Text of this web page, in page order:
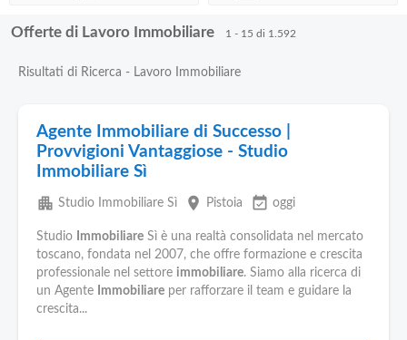
Elenco
Blog
Pubblica
Offerte
Area
Offerte di Lavoro Immobiliare 1 - 15 di 1.592
Risultati di Ricerca - Lavoro Immobiliare
Agente Immobiliare di Successo |
Provvigioni Vantaggiose - Studio
Immobiliare Sì
apartment Studio Immobiliare Sì place Pistoia event_available oggi
Studio Immobiliare Sì è una realtà consolidata nel mercato
toscano, fondata nel 2007, che offre formazione e crescita
professionale nel settore immobiliare. Siamo alla ricerca di
un Agente
Immobiliare per rafforzare il team e guidare la
crescita...